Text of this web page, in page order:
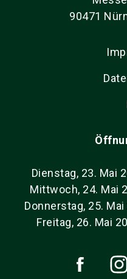
90471
Dienstag, 23. Mai
Mittwoch, 24. Mai
Donnerstag, 25.
Freitag, 26. Mai